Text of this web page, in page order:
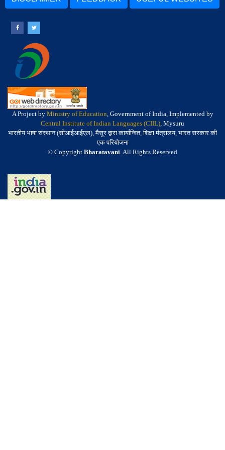
A Project by Ministry of Education, Government of India, Implemented by
Central Institute of Indian Languages (CIIL), Mysuru
भारतीय भाषा संस्थान (सीआईआईएल), मैसूर द्वारा कार्यान्वित, शिक्षा मंत्रालय, भारत सरकार की
एक परियोजना
© Copyright Bharatavani. All Rights Reserved